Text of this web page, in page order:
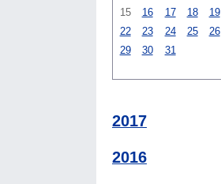
15
16 17 18 19
22
23 24 25 26
29
30 31
2017
2016